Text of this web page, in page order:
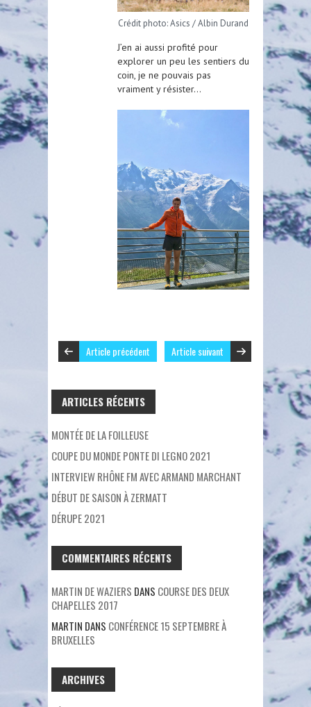
Crédit photo: Asics / Albin Durand
J’en ai aussi profité pour
explorer un peu les sentiers du
coin, je ne pouvais pas
vraiment y résister…
Article précédent Article suivant
ARTICLES RÉCENTS
MONTÉE DE LA FOILLEUSE
COUPE DU MONDE PONTE DI LEGNO 2021
INTERVIEW RHÔNE FM AVEC ARMAND MARCHANT
DÉBUT DE SAISON À ZERMATT
DÉRUPE 2021
COMMENTAIRES RÉCENTS
MARTIN DE WAZIERS DANS COURSE DES DEUX
CHAPELLES 2017
MARTIN DANS CONFÉRENCE 15 SEPTEMBRE À
BRUXELLES
ARCHIVES